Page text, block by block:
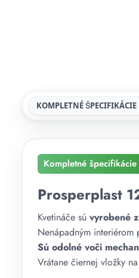
KOMPLETNÉ ŠPECIFIKÁCIE
Kompletné špecifikácie
Prosperplast
Kvetináče sú vyrobené
Nenápadným interiérom
Sú odolné voči
Vrátane čiernej vložky